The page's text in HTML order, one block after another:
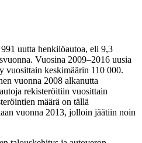
uutta henkilöautoa, eli 9,3
Vuosina 2009–2016 uusia
vuosittain keskimäärin 110 000.
vuonna 2008 alkanutta
rekisteröitiin vuosittain
määrä on tällä
vuonna 2013, jolloin jäätiin noin